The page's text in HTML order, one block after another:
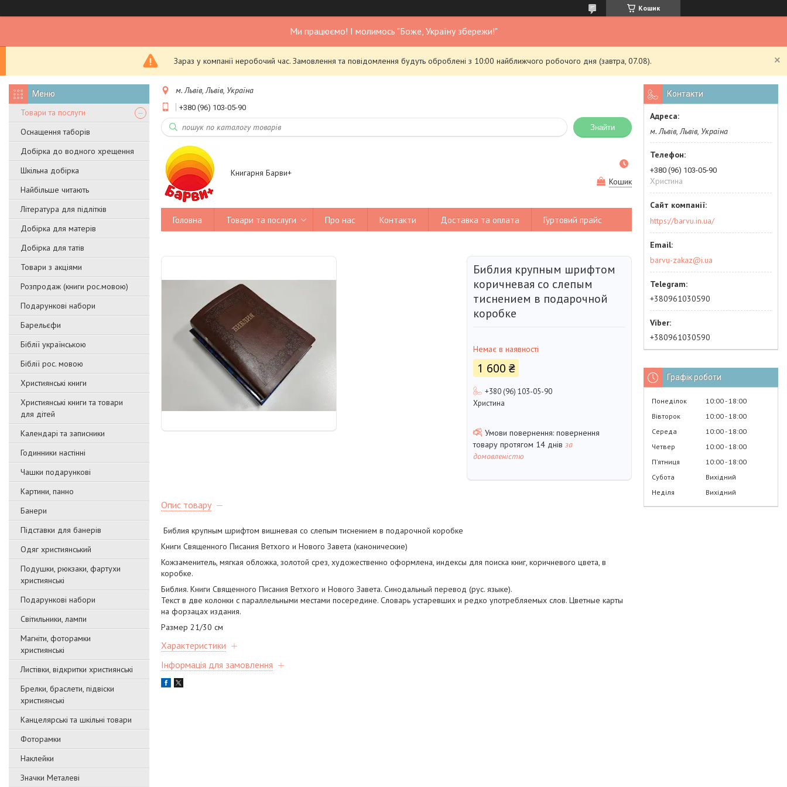
Кошик
Ми працюємо! І молимось "Боже, Україну збережи!"
Зараз у компанії неробочий час. Замовлення та повідомлення будуть оброблені з 10:00 найближчого робочого дня (завтра, 07.08).
Товари та послуги
Оснащення таборів
Добірка до водного хрещення
Шкільна добірка
Найбільше читають
Література для підлітків
Добірка для матерів
Добірка для татів
Товари з акціями
Розпродаж (книги рос.мовою)
Подарункові набори
Барельєфи
Біблії українською
Біблії рос. мовою
Християнські книги
Християнські книги та товари
для дітей
Календарі та записники
Годинники настінні
Чашки подарункові
Картини, панно
Банери
Підставки для банерів
Одяг християнський
Подушки, рюкзаки, фартухи
християнські
Подарункові набори
Світильники, лампи
Магніти, фоторамки
християнські
Листівки, відкритки християнські
Брелки, браслети, підвіски
християнські
Канцелярські та шкільні товари
Фоторамки
Наклейки
Значки Металеві
м. Львів, Львів, Україна
+380 (96) 103-05-90
Знайти
Книгарня Барви+
Кошик
Головна Товари та послуги Про нас Контакти Доставка та оплата Гуртовий прайс
Библия крупным шрифтом
коричневая со слепым
тиснением в подарочной
коробке
Немає в наявності
1 600 ₴
+380 (96) 103-05-90
Христина
повернення
товару протягом 14 днів за
домовленістю
Опис товару
Библия крупным шрифтом вишневая со слепым тиснением в подарочной коробке
Книги Священного Писания Ветхого и Нового Завета (канонические)
Кожзаменитель, мягкая обложка, золотой срез, художественно оформлена, индексы для поиска книг, коричневого цвета, в
коробке.
Библия. Книги Священного Писания Ветхого и Нового Завета. Синодальный перевод (рус. языке).
Текст в две колонки с параллельными местами посередине. Словарь устаревших и редко употребляемых слов. Цветные карты
на форзацах издания.
Размер 21/30 см
Характеристики
Інформація для замовлення
Контакти
м. Львів, Львів, Україна
+380 (96) 103-05-90
Христина
https://barvu.in.ua/
barvu-zakaz@i.ua
+380961030590
+380961030590
Графік роботи
Понеділок 10:00 18:00
Вівторок
10:00 18:00
Середа
10:00 18:00
Четвер
10:00 18:00
Пʼятниця
10:00 18:00
Субота
Вихідний
Неділя
Вихідний